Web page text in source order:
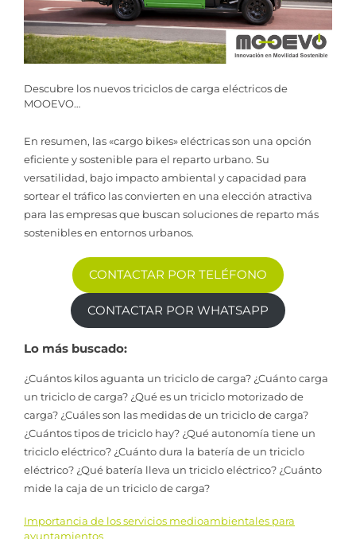
Descubre los nuevos triciclos de carga eléctricos de
MOOEVO…
En resumen, las «cargo bikes» eléctricas son una opción
eficiente y sostenible para el reparto urbano. Su
versatilidad, bajo impacto ambiental y capacidad para
sortear el tráfico las convierten en una elección atractiva
para las empresas que buscan soluciones de reparto más
sostenibles en entornos urbanos.
CONTACTAR POR TELÉFONO
CONTACTAR POR WHATSAPP
Lo más buscado:
¿Cuántos kilos aguanta un triciclo de carga? ¿Cuánto carga
un triciclo de carga? ¿Qué es un triciclo motorizado de
carga? ¿Cuáles son las medidas de un triciclo de carga?
¿Cuántos tipos de triciclo hay? ¿Qué autonomía tiene un
triciclo eléctrico? ¿Cuánto dura la batería de un triciclo
eléctrico? ¿Qué batería lleva un triciclo eléctrico? ¿Cuánto
mide la caja de un triciclo de carga?
Navegación
Importancia de los servicios medioambientales para
ayuntamientos